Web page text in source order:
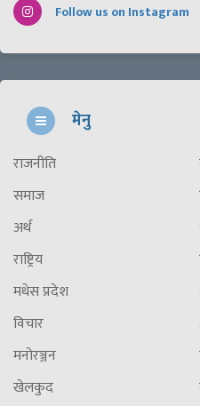
Follow us on Instagram
मेनु
राजनीति
समाज
अर्थ
राष्ट्रिय
मधेस प्रदेश
विचार
मनोरञ्जन
खेलकुद